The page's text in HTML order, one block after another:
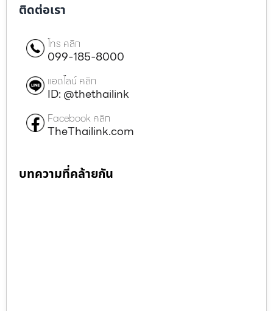
ติดต่อเรา
โทร คลิก
099-185-8000
แอดไลน์ คลิก
ID: @thethailink
Facebook คลิก
TheThailink.com
บทความที่คล้ายกัน